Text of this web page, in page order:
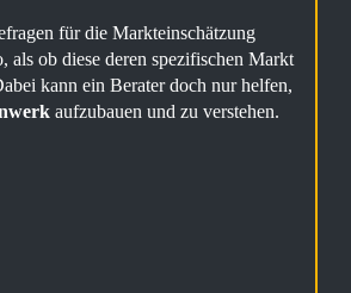
für die Markteinschätzung
als ob diese deren spezifischen Markt
kann ein Berater doch nur helfen,
aufzubauen und zu verstehen.